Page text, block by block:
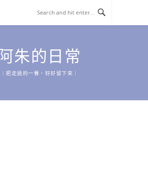
阿朱的日常
｜把走過的一餐，好好留下來｜